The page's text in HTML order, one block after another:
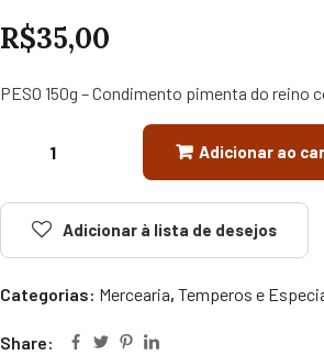
R$35,00
PESO 150g – Condimento pimenta do reino
Adicionar ao
Adicionar à lista de desejos
Categorias: Mercearia, Temperos e
Share: